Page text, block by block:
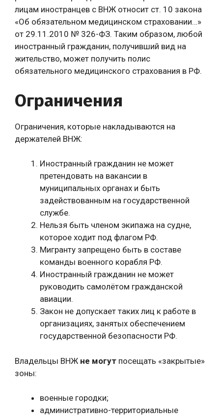
лицам иностранцев с ВНЖ относит ст. 10 закона
«Об обязательном медицинском страховании…»
от 29.11.2010 № 326-ФЗ. Таким образом, любой
иностранный гражданин, получивший вид на
жительство, может получить полис
обязательного медицинского страхования в РФ.
Ограничения
Ограничения, которые накладываются на
держателей ВНЖ:
Иностранный гражданин не может
претендовать на вакансии в
муниципальных органах и быть
задействованным на государственной
службе.
Нельзя быть членом экипажа на судне,
которое ходит под флагом РФ.
Мигранту запрещено быть в составе
команды военного корабля РФ.
Иностранный гражданин не может
руководить самолётом гражданской
авиации.
Закон не допускает таких лиц к работе в
организациях, занятых обеспечением
государственной безопасности РФ.
Владельцы ВНЖ не могут посещать «закрытые»
зоны:
военные городки;
административно-территориальные